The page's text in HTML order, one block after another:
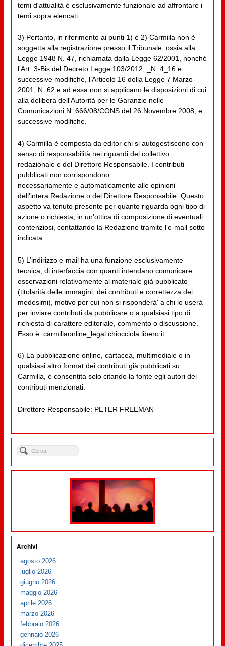
temi d'attualità è esclusivamente funzionale ad affrontare i
temi sopra elencati.
3) Pertanto, in riferimento ai punti 1) e 2) Carmilla non è
soggetta alla registrazione presso il Tribunale, ossia alla
Legge 1948 N. 47, richiamata dalla Legge 62/2001, nonché
l’Art. 3-Bis del Decreto Legge 103/2012, _N. 4_16 e
successive modifiche, l’Articolo 16 della Legge 7 Marzo
2001, N. 62 e ad essa non si applicano le disposizioni di cui
alla delibera dell'Autorità per le Garanzie nelle
Comunicazioni N. 666/08/CONS del 26 Novembre 2008, e
successive modifiche.
4) Carmilla è composta da editor chi si autogestiscono con
senso di responsabilità nei riguardi del collettivo
redazionale e del Direttore Responsabile. I contributi
pubblicati non corrispondono
necessariamente e automaticamente alle opinioni
dell'intera Redazione o del Direttore Responsabile. Questo
aspetto va tenuto presente per quanto riguarda ogni tipo di
azione o richiesta, in un'ottica di composizione di eventuali
contenziosi, contattando la Redazione tramite l'e-mail sotto
indicata.
5) L’indirizzo e-mail ha una funzione esclusivamente
tecnica, di interfaccia con quanti intendano comunicare
osservazioni relativamente al materiale già pubblicato
(titolarità delle immagini, dei contributi e correttezza dei
medesimi), motivo per cui non si risponderà' a chi lo userà
per inviare contributi da pubblicare o a qualsiasi tipo di
richiesta di carattere editoriale, commento o discussione.
Esso è: carmillaonline_legal chiocciola libero.it
6) La pubblicazione online, cartacea, multimediale o in
qualsiasi altro format dei contributi già pubblicati su
Carmilla, è consentita solo citando la fonte egli autori dei
contributi menzionati.
Direttore Responsabile: PETER FREEMAN
Archivi
agosto 2026
luglio 2026
giugno 2026
maggio 2026
aprile 2026
marzo 2026
febbraio 2026
gennaio 2026